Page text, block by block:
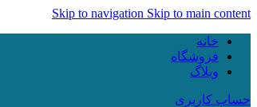
Skip to navigation Skip to main content
خانه
فروشگاه
وبلاگ
حساب کاربری